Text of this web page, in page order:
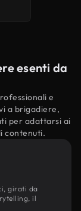
esenti da
e
a brigadiere,
per adattarsi ai
contenuti.
girati da
il